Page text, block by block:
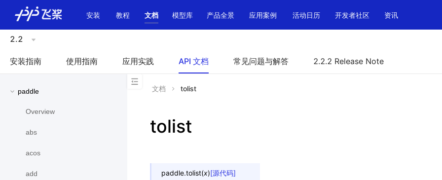
安装
教程 文档 模型库 产品全景 应用案例 活动日历 开发者社区 资讯
2.2
安装指南 使用指南 应用实践 API 文档 常见问题与解答 2.2.2 Release Note
paddle
Overview
abs
acos
add
文档 tolist
tolist
paddle.tolist(x)[源代码]